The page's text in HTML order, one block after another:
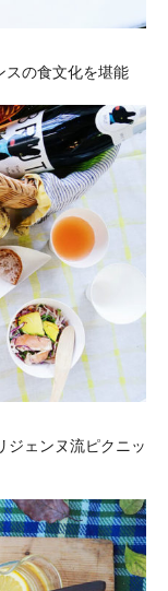
スの食文化を堪能
ジェンヌ流ピクニッ